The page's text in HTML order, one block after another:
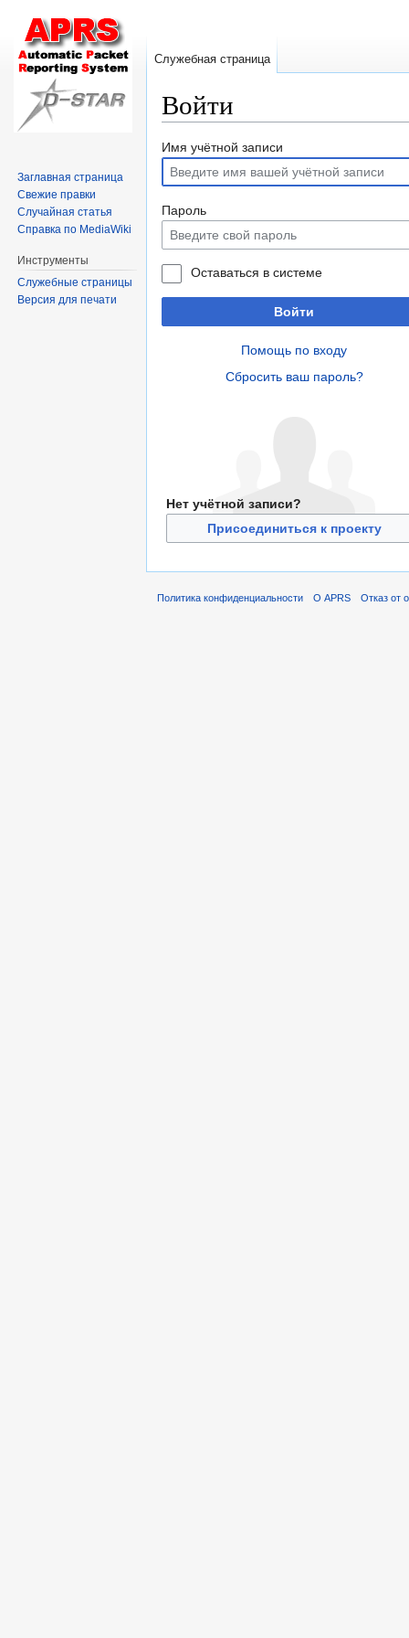
Войти
Перейти
навигации
Перейти
поиску
Имя учётной записи
Пароль
Оставаться в системе
Войти
Помощь по входу
Сбросить ваш пароль?
Нет учётной записи?
Присоединиться к проекту
Служебная страница
Заглавная страница
Свежие правки
Случайная статья
Справка по MediaWiki
Инструменты
Служебные страницы
Версия для печати
Политика конфиденциальности О APRS Отказ от